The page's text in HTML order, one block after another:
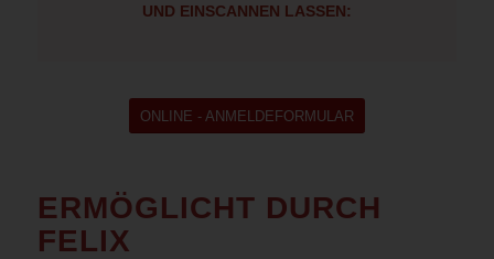
UND EINSCANNEN LASSEN:
ONLINE - ANMELDEFORMULAR
ERMÖGLICHT DURCH
FELIX